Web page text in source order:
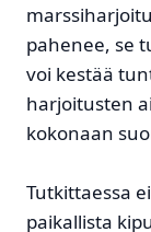
pahenee, se
voi kestää
harjoitusten
kokonaan
Tutkittaessa
paikallista